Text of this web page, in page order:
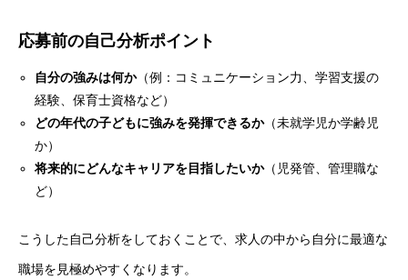
応募前の自己分析ポイント
自分の強みは何か（例：コミュニケーション力、学習支援の
経験、保育士資格など）
どの年代の子どもに強みを発揮できるか（未就学児か学齢児
か）
将来的にどんなキャリアを目指したいか（児発管、管理職な
ど）
こうした自己分析をしておくことで、求人の中から自分に最適な
職場を見極めやすくなります。